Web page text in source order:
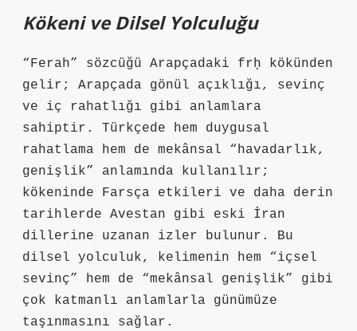
Kökeni ve Dilsel Yolculuğu
“Ferah” sözcüğü Arapçadaki frḥ kökünden
gelir; Arapçada gönül açıklığı, sevinç
ve iç rahatlığı gibi anlamlara
sahiptir. Türkçede hem duygusal
rahatlama hem de mekânsal “havadarlık,
genişlik” anlamında kullanılır;
kökeninde Farsça etkileri ve daha derin
tarihlerde Avestan gibi eski İran
dillerine uzanan izler bulunur. Bu
dilsel yolculuk, kelimenin hem “içsel
sevinç” hem de “mekânsal genişlik” gibi
çok katmanlı anlamlarla günümüze
taşınmasını sağlar.